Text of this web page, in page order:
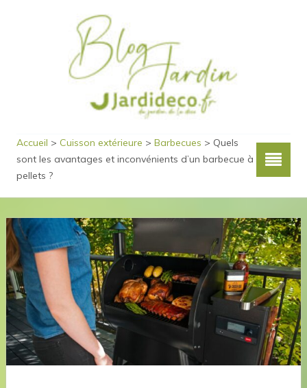
Accueil > Cuisson extérieure > Barbecues > Quels
sont les avantages et inconvénients d’un barbecue à
pellets ?